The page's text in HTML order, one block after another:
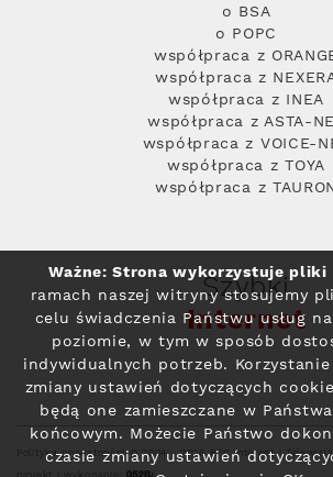
o BSA
o POPC
współpraca z
współpraca z
współpraca z INEA
współpraca z ASTA-
współpraca z VOICE-
współpraca z TOYA
współpraca z
Szybki
Internet
Polityka prywatności© 2004 - 2026 RFC Internet i Telewizja
Ważne: Strona wykorzystuje pliki
ramach naszej witryny stosujemy
celu świadczenia Państwu usług
poziomie, w tym w sposób
indywidualnych potrzeb.
zmiany ustawień dotyczących
będą one zamieszczane w
końcowym. Możecie Państwo
czasie zmiany ustawień